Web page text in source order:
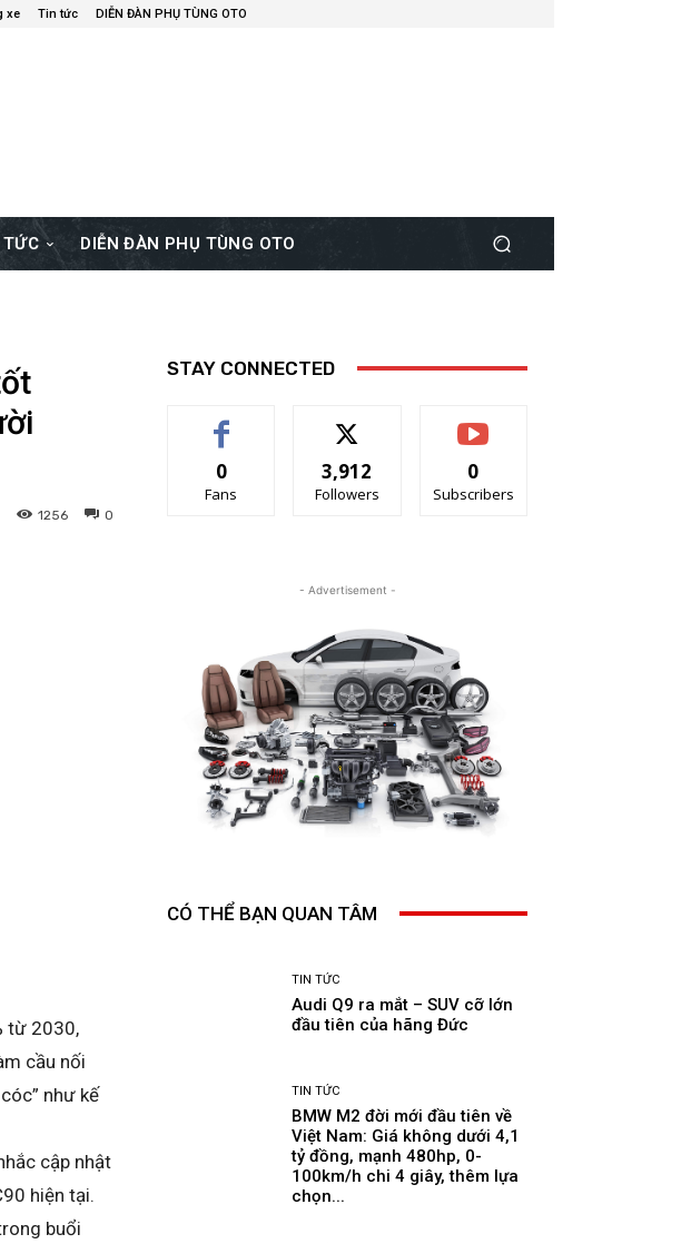
xe Tin tức DIỄN ĐÀN PHỤ TÙNG OTO
DIỄN ĐÀN PHỤ TÙNG OTO
0
1256
từ 2030,
cầu nối
như kế
cập nhật
hiện tại.
buổi
STAY CONNECTED
0
Fans
3,912
Followers
0
Subscribers
- Advertisement -
CÓ THỂ BẠN QUAN TÂM
TIN TỨC
Audi Q9 ra mắt – SUV cỡ lớn
đầu tiên của hãng Đức
TIN TỨC
BMW M2 đời mới đầu tiên về
Việt Nam: Giá không dưới 4,1
tỷ đồng, mạnh 480hp, 0-
100km/h chi 4 giây, thêm lựa
chọn...